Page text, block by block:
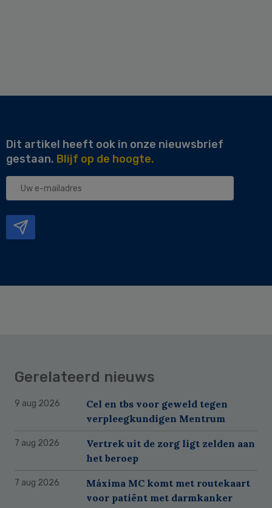
Dit artikel heeft ook in onze nieuwsbrief
gestaan. Blijf op de hoogte.
Uw
Gerelateerd nieuws
9 aug 2026
Cel en tbs voor geweld tegen
verpleegkundigen Mentrum
7 aug 2026
Vertrek uit de zorg ligt zelden aan
het beroep
7 aug 2026
Máxima MC komt met routekaart
voor patiënt met darmkanker